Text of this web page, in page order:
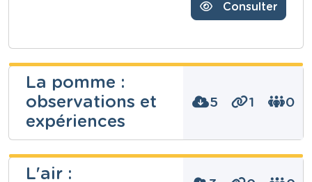
Consulter
La pomme :
observations et
expériences
5 1 0
dominique
L'air :